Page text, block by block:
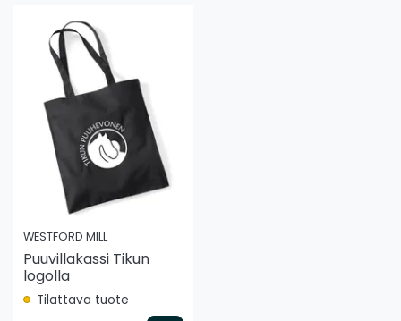
WESTFORD MILL
Puuvillakassi Tikun
logolla
Tilattava tuote